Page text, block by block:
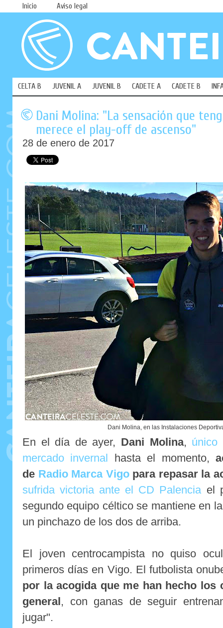
Inicio Aviso legal
CELTA B JUVENIL A JUVENIL B CADETE A CADETE B
Dani Molina: "La sensación que
merece el play-off de ascenso"
28 de enero de 2017
Dani Molina, en las Instalaciones
En el día de ayer, Dani Molina,
mercado invernal
hasta el momento,
de Radio Marca Vigo para repasar la
sufrida victoria ante el CD Palencia el
segundo equipo céltico se mantiene en
un pinchazo de los dos de arriba.
El joven centrocampista no quiso
primeros días en Vigo. El futbolista
por la acogida que me han hecho los
general , con ganas de seguir
jugar".